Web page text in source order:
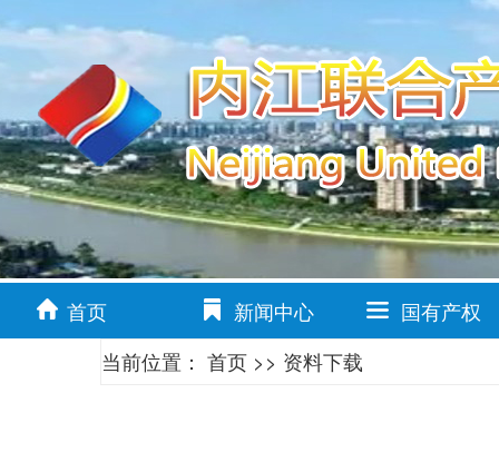
首页 新闻中心
国有产权
当前位置： 首页 >> 资料下载